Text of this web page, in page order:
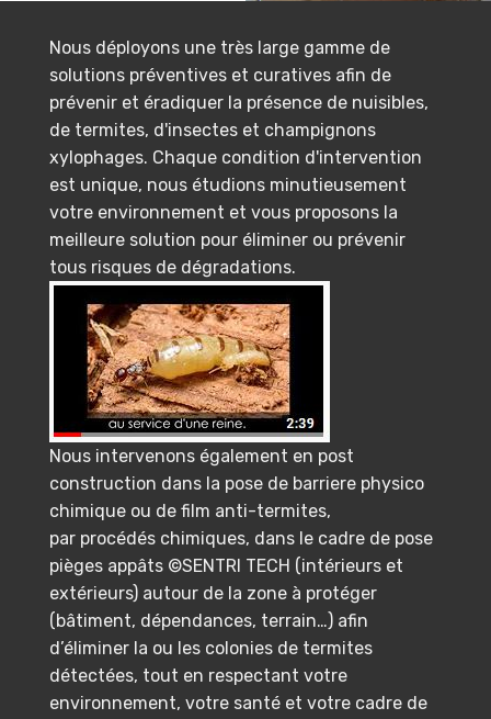
Nous déployons une très large gamme de
solutions préventives et curatives afin de
prévenir et éradiquer la présence de nuisibles,
de termites, d'insectes et champignons
xylophages. Chaque condition d'intervention
est unique, nous étudions minutieusement
votre environnement et vous proposons la
meilleure solution pour éliminer ou prévenir
tous risques de dégradations.
Nous intervenons également en post
construction dans la pose de barriere physico
chimique ou de film anti-termites,
par procédés chimiques, dans le cadre de pose
pièges appâts ©SENTRI TECH (intérieurs et
extérieurs) autour de la zone à protéger
(bâtiment, dépendances, terrain…) afin
d’éliminer la ou les colonies de termites
détectées, tout en respectant votre
environnement, votre santé et votre cadre de